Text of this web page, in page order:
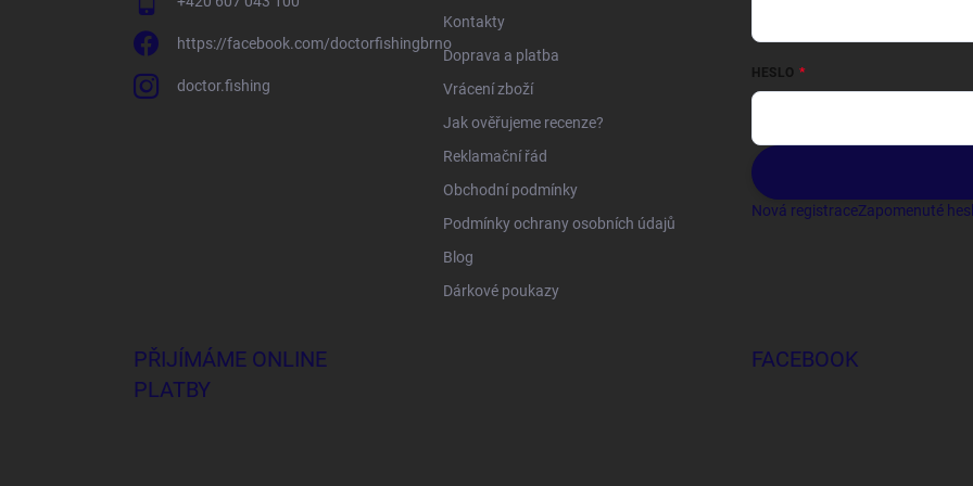
https://facebook.com/doctorfishingbrno
doctor.fishing
Kontakty
Doprava a platba
Vrácení zboží
Jak ověřujeme recenze?
Reklamační řád
Obchodní podmínky
Podmínky ochrany osobních údajů
Blog
Dárkové poukazy
HESLO
Nová registraceZapomenuté
PŘIJÍMÁME ONLINE
PLATBY
FACEBOOK